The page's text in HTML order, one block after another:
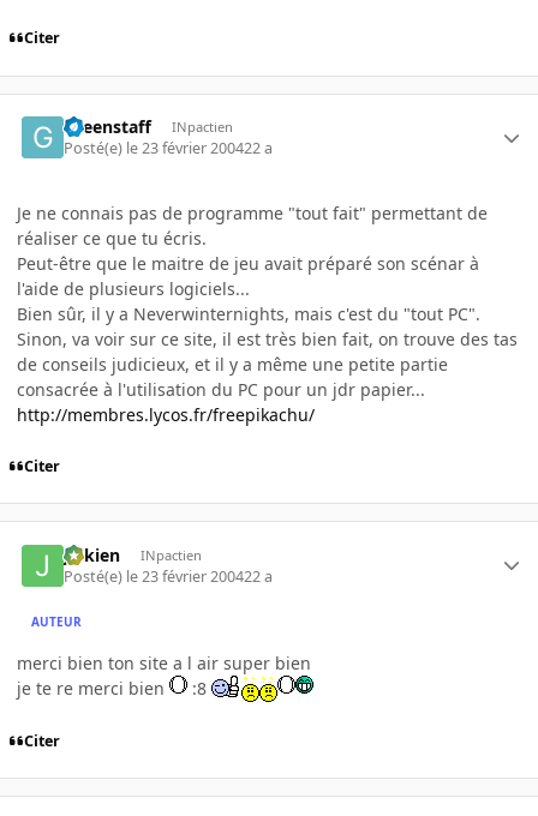
Citer
Greenstaff INpactien
Posté(e) le 23 février 200422 a
Je ne connais pas de programme "tout fait" permettant de
réaliser ce que tu écris.
Peut-être que le maitre de jeu avait préparé son scénar à
l'aide de plusieurs logiciels...
Bien sûr, il y a Neverwinternights, mais c'est du "tout PC".
Sinon, va voir sur ce site, il est très bien fait, on trouve des tas
de conseils judicieux, et il y a même une petite partie
consacrée à l'utilisation du PC pour un jdr papier...
http://membres.lycos.fr/freepikachu/
Citer
julkien INpactien
Posté(e) le 23 février 200422 a
AUTEUR
merci bien ton site a l air super bien
je te re merci bien
:8
Citer